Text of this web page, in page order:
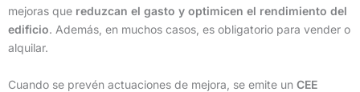
mejoras que reduzcan el gasto y optimicen el rendimiento del
edificio. Además, en muchos casos, es obligatorio para vender o
alquilar.
Cuando se prevén actuaciones de mejora, se emite un CEE